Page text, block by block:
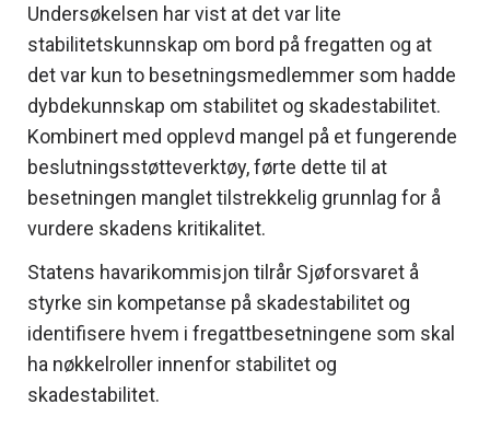
Undersøkelsen har vist at det var lite
stabilitetskunnskap om bord på fregatten og at
det var kun to besetningsmedlemmer som hadde
dybdekunnskap om stabilitet og skadestabilitet.
Kombinert med opplevd mangel på et fungerende
beslutningsstøtteverktøy, førte dette til at
besetningen manglet tilstrekkelig grunnlag for å
vurdere skadens kritikalitet.
Statens havarikommisjon tilrår Sjøforsvaret å
styrke sin kompetanse på skadestabilitet og
identifisere hvem i fregattbesetningene som skal
ha nøkkelroller innenfor stabilitet og
skadestabilitet.